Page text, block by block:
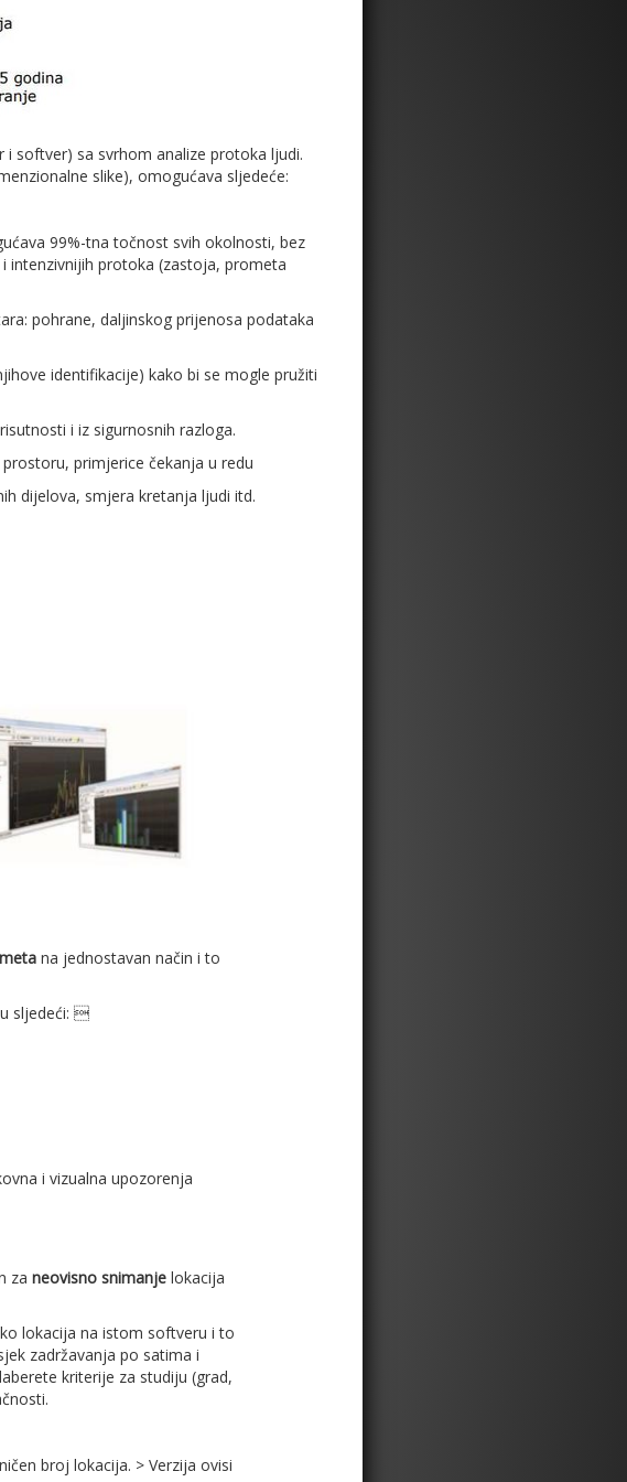
i softver) sa svrhom analize protoka ljudi.
slike), omogućava sljedeće:
99%-tna točnost svih okolnosti, bez
intenzivnijih protoka (zastoja, prometa
pohrane, daljinskog prijenosa podataka
identifikacije) kako bi se mogle pružiti
i iz sigurnosnih razloga.
primjerice čekanja u redu
dijelova, smjera kretanja ljudi itd.
na jednostavan način i to
sljedeći: 
i vizualna upozorenja
za neovisno snimanje lokacija
lokacija na istom softveru i to
zadržavanja po satima i
kriterije za studiju (grad,
broj lokacija. > Verzija ovisi